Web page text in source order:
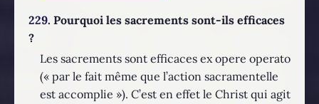
229. Pourquoi les sacrements sont-ils efficaces
?
Les sacrements sont efficaces ex opere operato
(« par le fait même que l’action sacramentelle
est accomplie »). C’est en effet le Christ qui agit